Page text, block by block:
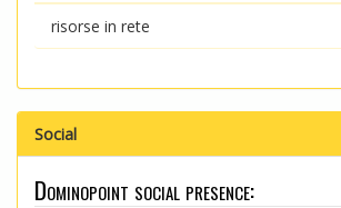
risorse in rete
Social
Dominopoint social presence: